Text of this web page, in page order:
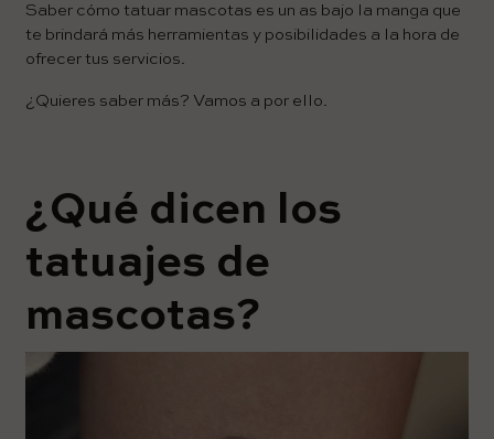
Saber cómo tatuar mascotas es un as bajo la manga que
te brindará más herramientas y posibilidades a la hora de
ofrecer tus servicios.
¿Quieres saber más? Vamos a por ello.
¿Qué dicen los
tatuajes de
mascotas?